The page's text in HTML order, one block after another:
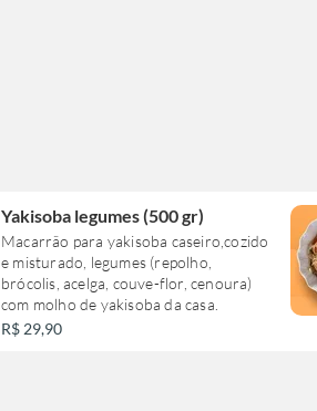
Yakisoba legumes (500 gr)
Macarrão para yakisoba caseiro,cozido
e misturado, legumes (repolho,
brócolis, acelga, couve-flor, cenoura)
com molho de yakisoba da casa.
R$ 29,90